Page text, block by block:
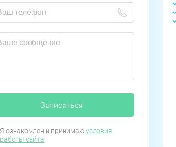
Записаться
Я ознакомлен и принимаюусловия
работы сайта